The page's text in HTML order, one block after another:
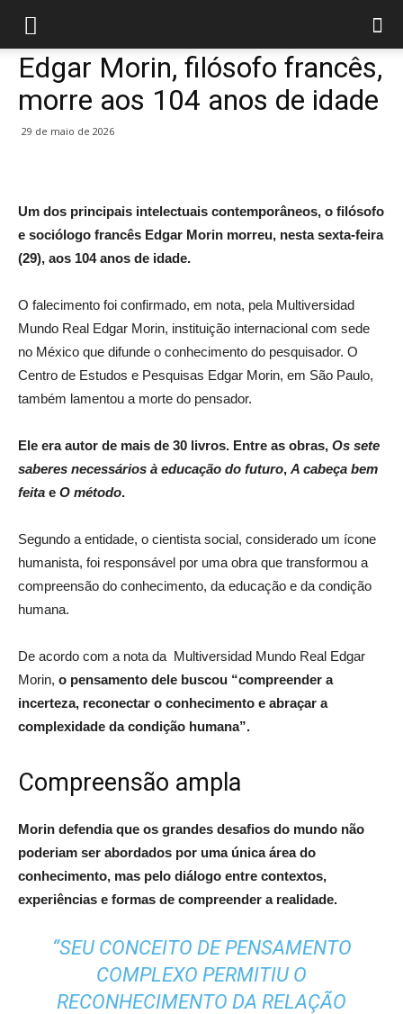
Edgar Morin, filósofo francês,
morre aos 104 anos de idade
29 de maio de 2026
Um dos principais intelectuais contemporâneos, o filósofo
e sociólogo francês Edgar Morin morreu, nesta sexta-feira
(29), aos 104 anos de idade.
O falecimento foi confirmado, em nota, pela Multiversidad
Mundo Real Edgar Morin, instituição internacional com sede
no México que difunde o conhecimento do pesquisador. O
Centro de Estudos e Pesquisas Edgar Morin, em São Paulo,
também lamentou a morte do pensador.
Ele era autor de mais de 30 livros. Entre as obras, Os sete
saberes necessários à educação do futuro, A cabeça bem
feita e O método.
Segundo a entidade, o cientista social, considerado um ícone
humanista, foi responsável por uma obra que transformou a
compreensão do conhecimento, da educação e da condição
humana.
De acordo com a nota da Multiversidad Mundo Real Edgar
Morin, o pensamento dele buscou “compreender a
incerteza, reconectar o conhecimento e abraçar a
complexidade da condição humana”.
Compreensão ampla
Morin defendia que os grandes desafios do mundo não
poderiam ser abordados por uma única área do
conhecimento, mas pelo diálogo entre contextos,
experiências e formas de compreender a realidade.
“SEU CONCEITO DE PENSAMENTO
COMPLEXO PERMITIU O
RECONHECIMENTO DA RELAÇÃO